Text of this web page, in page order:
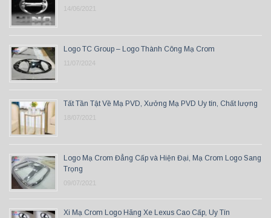
14/06/2021
Logo TC Group – Logo Thành Công Mạ Crom
11/07/2024
Tất Tần Tật Về Mạ PVD, Xưởng Mạ PVD Uy tín, Chất lượng
18/07/2021
Logo Mạ Crom Đẳng Cấp và Hiện Đại, Mạ Crom Logo Sang
Trọng
09/07/2021
Xi Mạ Crom Logo Hãng Xe Lexus Cao Cấp, Uy Tín